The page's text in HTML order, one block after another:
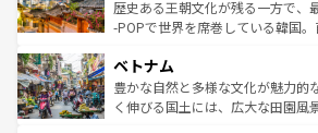
はコンテンツ一覧を参照してほし
ビング、ハイキングなど、アウト
い。オーストラリアの多彩な魅力
参照してほしい。
と山間の静けさが共存しており、
驚きをもたらしてくれる。また、
容にもいいと評判のスイーツなど
が味わえる。 なお、新着の台湾
照してほしい。
歴史ある王朝文化が残る一方で、
-POPで世界を席巻している韓国
き、地方に足を延ばせば四季折々
できる。そして、キムチや焼肉、
まで、さまざまな韓国料理が待っ
ベトナム
豊かな自然と多様な文化が魅力的
く伸びる国土には、広大な田園風